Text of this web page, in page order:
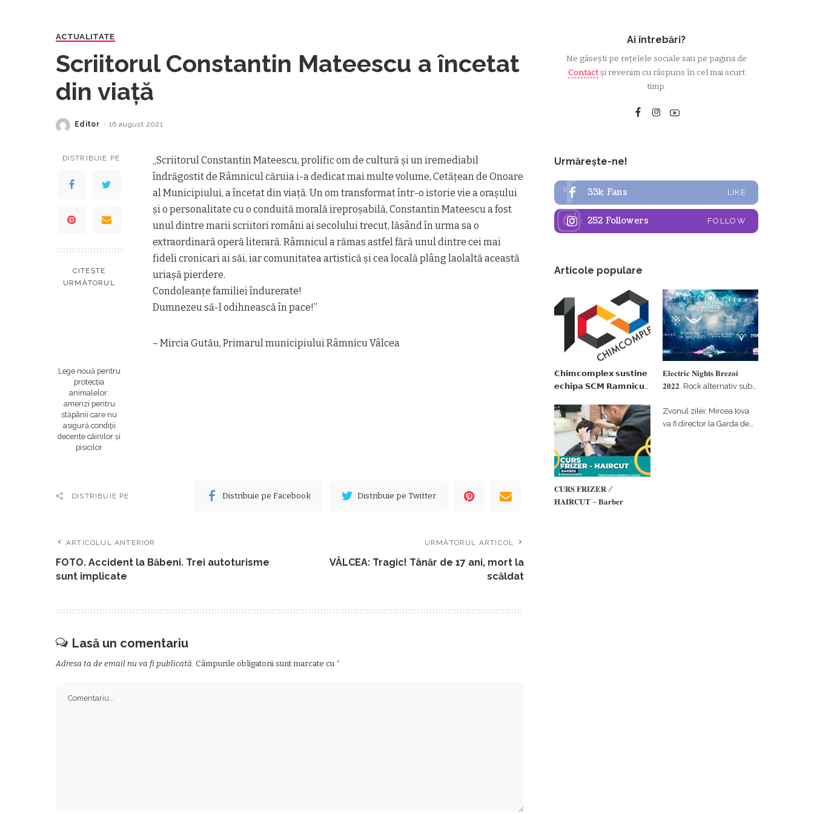
ACTUALITATE
Scriitorul Constantin Mateescu a încetat
din viață
Posted
Editor 16 august 2021
DISTRIBUIE PE
CITEȘTE
URMĂTORUL
Lege nouă pentru
protecția
animalelor:
amenzi pentru
stăpânii care nu
asigură condiții
decente câinilor și
pisicilor
„Scriitorul Constantin Mateescu, prolific om de cultură și un iremediabil
îndrăgostit de Râmnicul căruia i-a dedicat mai multe volume, Cetățean de Onoare
al Municipiului, a încetat din viață. Un om transformat într-o istorie vie a orașului
și o personalitate cu o conduită morală ireproșabilă, Constantin Mateescu a fost
unul dintre marii scriitori români ai secolului trecut, lăsând în urma sa o
extraordinară operă literară. Râmnicul a rămas astfel fără unul dintre cei mai
fideli cronicari ai săi, iar comunitatea artistică și cea locală plâng laolaltă această
uriașă pierdere.
Condoleanțe familiei îndurerate!
Dumnezeu să-l odihnească în pace!”
– Mircia Gutău, Primarul municipiului Râmnicu Vâlcea
DISTRIBUIE PE Distribuie pe Facebook Distribuie pe Twitter
ARTICOLUL ANTERIOR
FOTO. Accident la Băbeni. Trei autoturisme
sunt implicate
URMĂTORUL ARTICOL
VÂLCEA: Tragic! Tânăr de 17 ani, mort la
scăldat
Lasă un comentariu
Adresa ta de email nu va fi publicată. Câmpurile obligatorii sunt marcate cu *
Ai întrebări?
Ne găsești pe rețelele sociale sau pe pagina de
Contactși revenim cu răspuns în cel mai scurt
timp.
Urmărește-ne!
33k Fans LIKE
252 Followers FOLLOW
Articole populare
𝗖𝗵𝗶𝗺𝗰𝗼𝗺𝗽𝗹𝗲𝘅 𝘀𝘂𝘀𝘁𝗶𝗻𝗲
𝗲𝗰𝗵𝗶𝗽𝗮 𝗦𝗖𝗠 𝗥𝗮𝗺𝗻𝗶𝗰𝘂
𝗽𝗮𝗿𝘁𝗲𝗻𝗲𝗿 𝗳𝗶𝗻𝗮𝗻𝘁𝗮𝘁𝗼𝗿
𝐄𝐥𝐞𝐜𝐭𝐫𝐢𝐜 𝐍𝐢𝐠𝐡𝐭𝐬 𝐁𝐫𝐞𝐳𝐨𝐢
𝟐𝟎𝟐𝟐. Rock alternativ sub
#𝐁𝐫𝐞𝐳𝐨𝐢𝐮𝐥𝐋𝐮𝐦𝐢𝐢
𝐂𝐔𝐑𝐒 𝐅𝐑𝐈𝐙𝐄𝐑 /
𝐇𝐀𝐈𝐑𝐂𝐔𝐓 – 𝐁𝐚𝐫𝐛𝐞𝐫
Zvonul zilei: Mircea Iova
va fi director la Garda de